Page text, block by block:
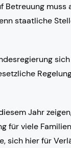
Betreuung muss
staatliche
Jahr
für viele
sich hier für